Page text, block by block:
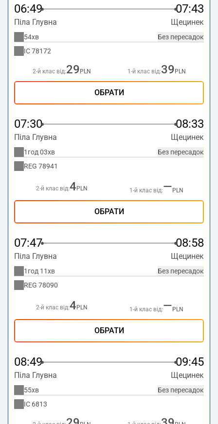
06:49 07:43
Піла Глувна Щецинек
Без пересадок
54хв
IC78172
2-й клас від:29 PLN 1-й клас від:39 PLN
ОБРАТИ
07:30 08:33
Піла Глувна Щецинек
Без пересадок
1год 03хв
REG 78941
2-й клас від:4 PLN 1-й клас від:— PLN
ОБРАТИ
07:47 08:58
Піла Глувна Щецинек
Без пересадок
1год 11хв
REG 78090
2-й клас від:4 PLN 1-й клас від:— PLN
ОБРАТИ
08:49 09:45
Піла Глувна Щецинек
Без пересадок
55хв
IC 6813